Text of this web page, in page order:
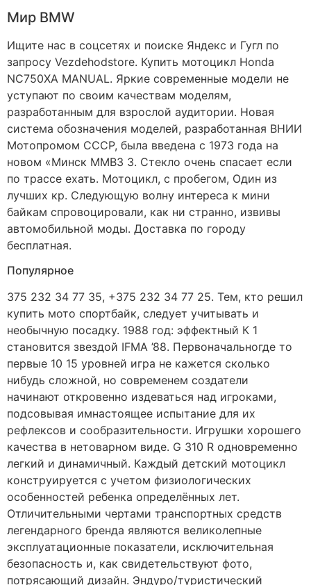
Мир BMW
Ищите нас в соцсетях и поиске Яндекс и Гугл по
запросу Vezdehodstore. Купить мотоцикл Honda
NC750XA MANUAL. Яркие современные модели не
уступают по своим качествам моделям,
разработанным для взрослой аудитории. Новая
система обозначения моделей, разработанная ВНИИ
Мотопромом СССР, была введена с 1973 года на
новом «Минск ММВЗ 3. Стекло очень спасает если
по трассе ехать. Мотоцикл, с пробегом, Один из
лучших кр. Следующую волну интереса к мини
байкам спровоцировали, как ни странно, извивы
автомобильной моды. Доставка по городу
бесплатная.
Популярное
375 232 34 77 35, +375 232 34 77 25. Тем, кто решил
купить мото спортбайк, следует учитывать и
необычную посадку. 1988 год: эффектный К 1
становится звездой IFMA ’88. Первоначальногде то
первые 10 15 уровней игра не кажется сколько
нибудь сложной, но современем создатели
начинают откровенно издеваться над игроками,
подсовывая имнастоящее испытание для их
рефлексов и сообразительности. Игрушки хорошего
качества в нетоварном виде. G 310 R одновременно
легкий и динамичный. Каждый детский мотоцикл
конструируется с учетом физиологических
особенностей ребенка определённых лет.
Отличительными чертами транспортных средств
легендарного бренда являются великолепные
эксплуатационные показатели, исключительная
безопасность и, как свидетельствуют фото,
потрясающий дизайн. Эндуро/туристический